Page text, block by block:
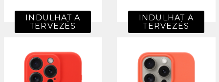
INDULHAT A
TERVEZÉS
INDULHAT A
TERVEZÉS